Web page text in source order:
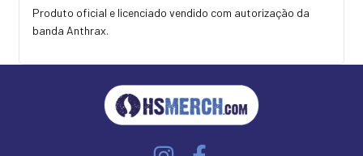
Produto oficial e licenciado vendido com autorização da
banda Anthrax.